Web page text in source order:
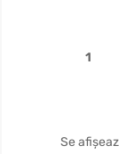
1
Se